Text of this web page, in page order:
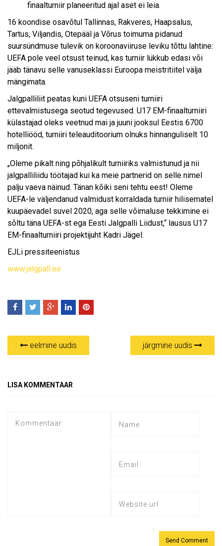
finaalturniir planeeritud ajal aset ei leia.
16 koondise osavõtul Tallinnas, Rakveres, Haapsalus,
Tartus, Viljandis, Otepääl ja Võrus toimuma pidanud
suursündmuse tulevik on koroonaviiruse leviku tõttu lahtine:
UEFA pole veel otsust teinud, kas turniir lükkub edasi või
jääb tänavu selle vanuseklassi Euroopa meistritiitel välja
mängimata.
Jalgpalliliit peatas kuni UEFA otsuseni turniiri
ettevalmistusega seotud tegevused. U17 EM-finaalturniiri
külastajad oleks veetnud mai ja juuni jooksul Eestis 6700
hotelliööd, turniiri teleauditoorium olnuks hinnanguliselt 10
miljonit.
„Oleme pikalt ning põhjalikult turniiriks valmistunud ja nii
jalgpalliliidu töötajad kui ka meie partnerid on selle nimel
palju vaeva näinud. Tänan kõiki seni tehtu eest! Oleme
UEFA-le väljendanud valmidust korraldada turniir hilisematel
kuupäevadel suvel 2020, aga selle võimaluse tekkimine ei
sõltu täna UEFA-st ega Eesti Jalgpalli Liidust,“ lausus U17
EM-finaalturniiri projektijuht Kadri Jägel.
EJLi pressiteenistus
www.jalgpall.ee
eelmine uudis järgmine uudis
LISA KOMMENTAAR